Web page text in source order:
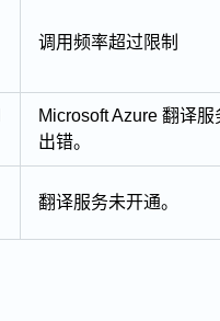
调用频率超过限制
Microsoft Azure 翻译服
出错。
翻译服务未开通。